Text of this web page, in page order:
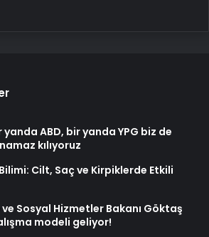
ABD, bir yanda YPG biz de
kılıyoruz
Cilt, Saç ve Kirpiklerde Etkili
ve Sosyal Hizmetler Bakanı Göktaş
modeli geliyor!